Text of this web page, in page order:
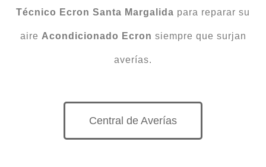
Técnico Ecron Santa Margalida para reparar su
aire Acondicionado Ecron siempre que surjan
averías.
Central de Averías